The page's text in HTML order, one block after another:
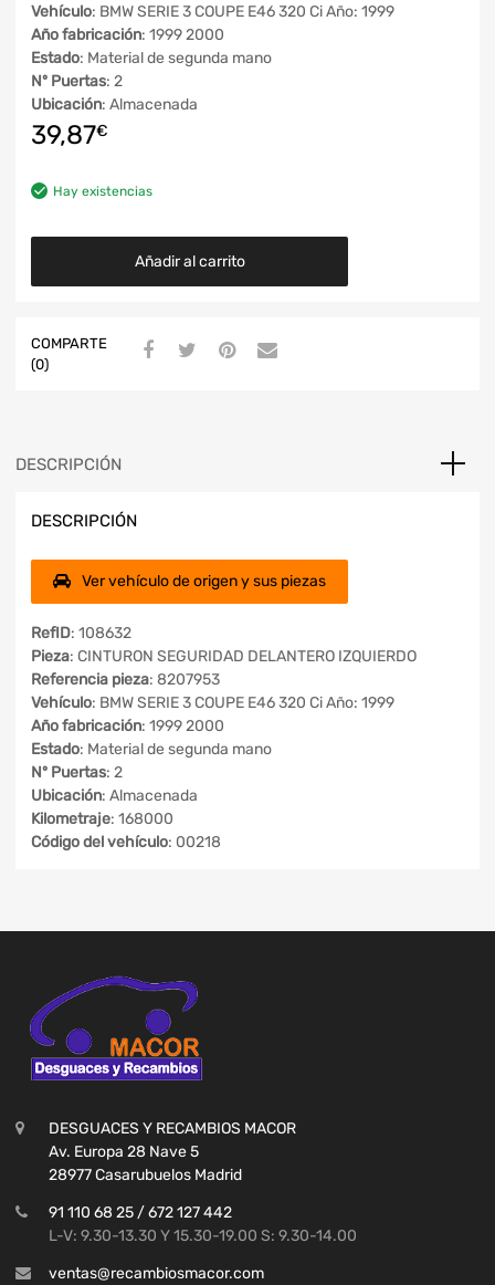
Vehículo: BMW SERIE 3 COUPE E46 320 Ci Año: 1999
Año fabricación: 1999 2000
Estado: Material de segunda mano
Nº Puertas: 2
Ubicación: Almacenada
39,87€
Hay existencias
Añadir al carrito
COMPARTE
(0)
DESCRIPCIÓN
DESCRIPCIÓN
Ver vehículo de origen y sus piezas
RefID: 108632
Pieza: CINTURON SEGURIDAD DELANTERO IZQUIERDO
Referencia pieza: 8207953
Vehículo: BMW SERIE 3 COUPE E46 320 Ci Año: 1999
Año fabricación: 1999 2000
Estado: Material de segunda mano
Nº Puertas: 2
Ubicación: Almacenada
Kilometraje: 168000
Código del vehículo: 00218
DESGUACES Y RECAMBIOS MACOR
Av. Europa 28 Nave 5
28977 Casarubuelos Madrid
91 110 68 25 / 672 127 442
L-V: 9.30-13.30 Y 15.30-19.00 S: 9.30-14.00
ventas@recambiosmacor.com